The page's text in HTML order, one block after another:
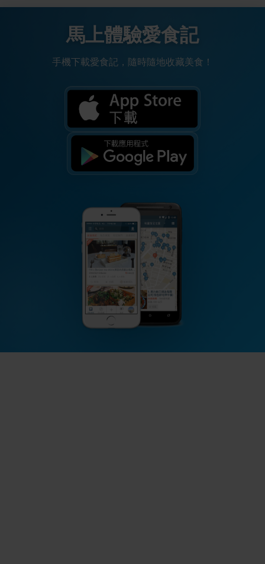
馬上體驗愛食記
手機下載愛食記，隨時隨地收藏美食！